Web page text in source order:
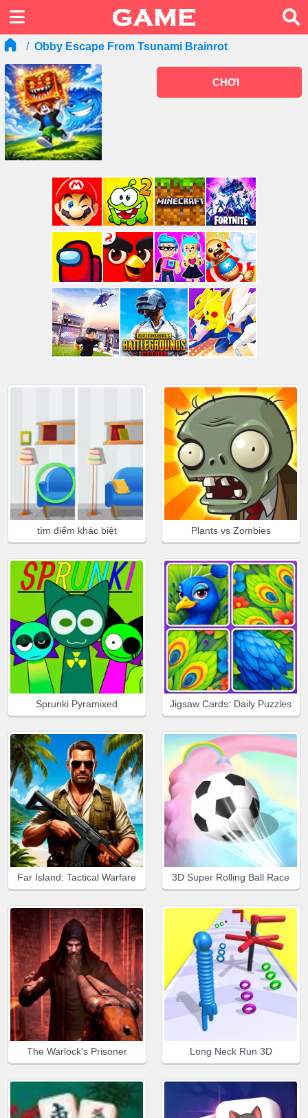
Obby Escape From Tsunami Brainrot
CHƠI
tìm điểm khác biệt Plants vs Zombies
Sprunki Pyramixed Jigsaw Cards: Daily Puzzles
Far Island: Tactical Warfare 3D Super Rolling Ball Race
The Warlock's Prisoner Long Neck Run 3D